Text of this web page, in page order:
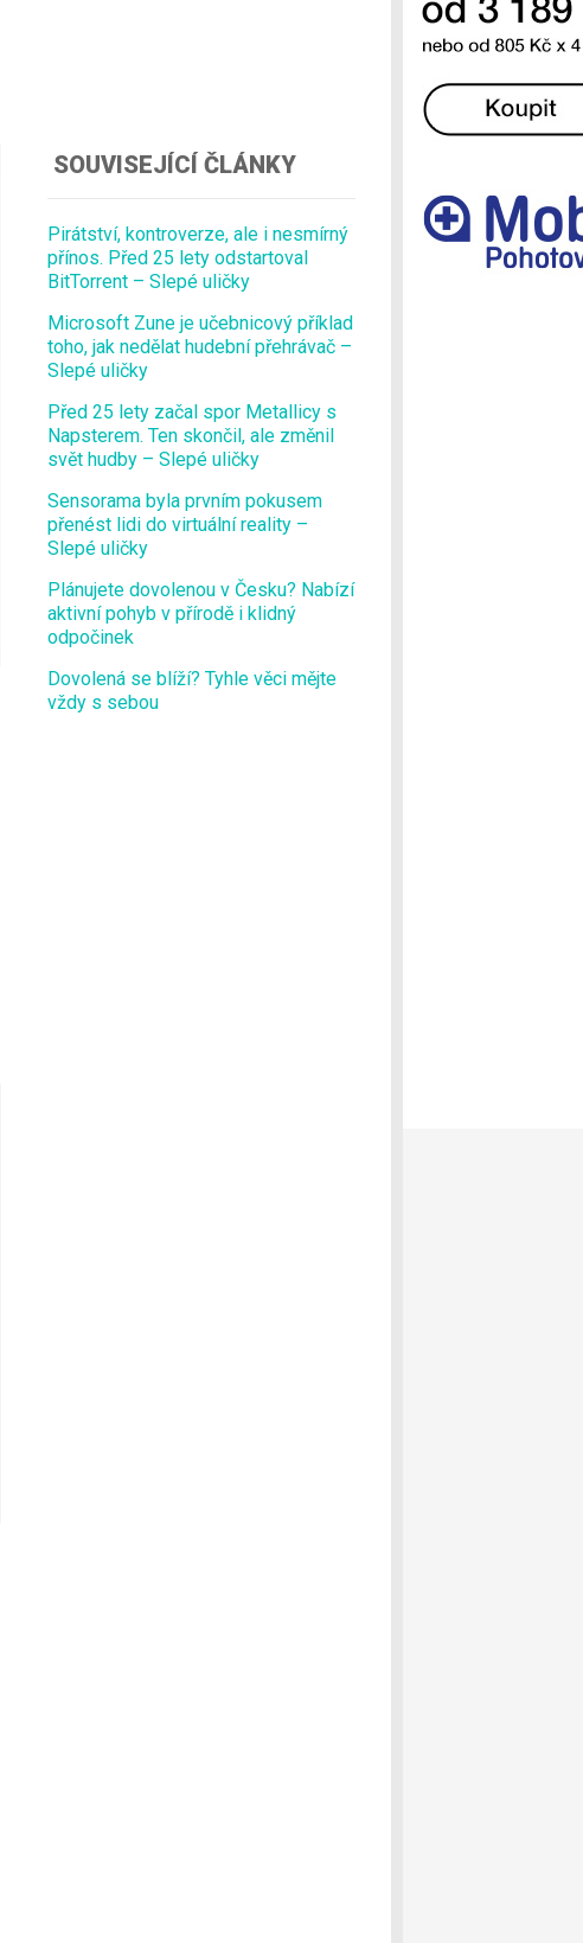
SOUVISEJÍCÍ ČLÁNKY
Pirátství, kontroverze, ale i nesmírný
přínos. Před 25 lety odstartoval
BitTorrent – Slepé uličky
Microsoft Zune je učebnicový příklad
toho, jak nedělat hudební přehrávač –
Slepé uličky
Před 25 lety začal spor Metallicy s
Napsterem. Ten skončil, ale změnil
svět hudby – Slepé uličky
Sensorama byla prvním pokusem
přenést lidi do virtuální reality –
Slepé uličky
Plánujete dovolenou v Česku? Nabízí
aktivní pohyb v přírodě i klidný
odpočinek
Dovolená se blíží? Tyhle věci mějte
vždy s sebou